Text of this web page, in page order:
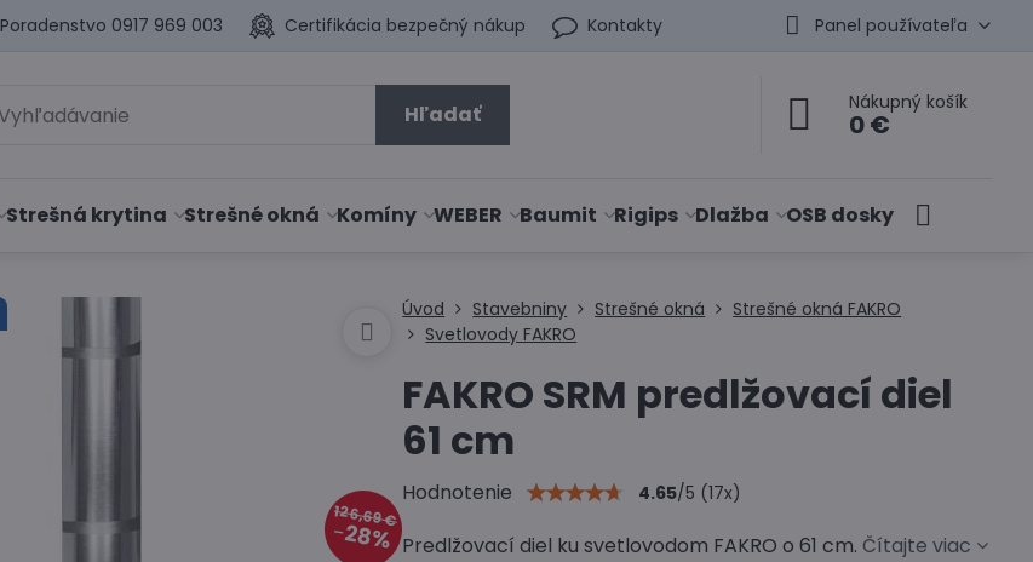
Poradenstvo 0917 969 003 Certifikácia bezpečný nákup Kontakty Panel používateľa
Hľadať Nákupný košík
0 €
Strešná krytina Strešné okná Komíny WEBER Baumit Rigips Dlažba OSB dosky
126,69 €
28%
Úvod Stavebniny Strešné okná
Strešné okná FAKRO
Svetlovody FAKRO
FAKRO SRM predlžovací diel
61 cm
Hodnotenie 4.65/5 (17x)
Predlžovací diel ku svetlovodom FAKRO o 61 cm.Čítajte viac